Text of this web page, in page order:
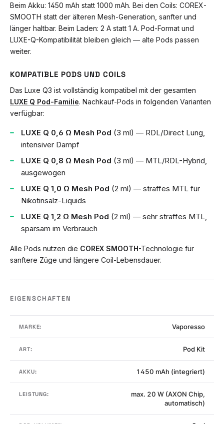
Beim Akku: 1450 mAh statt 1000 mAh. Bei den Coils: COREX-
SMOOTH statt der älteren Mesh-Generation, sanfter und
länger haltbar. Beim Laden: 2 A statt 1 A. Pod-Format und
LUXE-Q-Kompatibilität bleiben gleich — alte Pods passen
weiter.
KOMPATIBLE PODS UND COILS
Das Luxe Q3 ist vollständig kompatibel mit der gesamten
LUXE Q Pod-Familie. Nachkauf-Pods in folgenden Varianten
verfügbar:
LUXE Q 0,6 Ω Mesh Pod (3 ml) — RDL/Direct Lung,
intensiver Dampf
LUXE Q 0,8 Ω Mesh Pod (3 ml) — MTL/RDL-Hybrid,
ausgewogen
LUXE Q 1,0 Ω Mesh Pod (2 ml) — straffes MTL für
Nikotinsalz-Liquids
LUXE Q 1,2 Ω Mesh Pod (2 ml) — sehr straffes MTL,
sparsam im Verbrauch
Alle Pods nutzen die COREX SMOOTH-Technologie für
sanftere Züge und längere Coil-Lebensdauer.
EIGENSCHAFTEN
MARKE: Vaporesso
ART: Pod Kit
AKKU: 1450 mAh (integriert)
LEISTUNG:
max. 20 W (AXON Chip,
automatisch)